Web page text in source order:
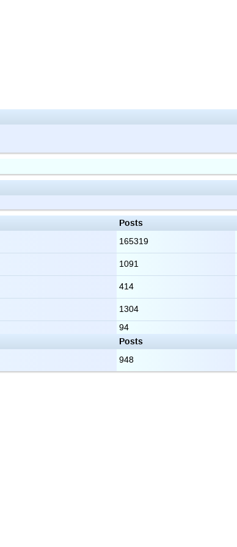
Posts
165319
1091
414
1304
94
Posts
948